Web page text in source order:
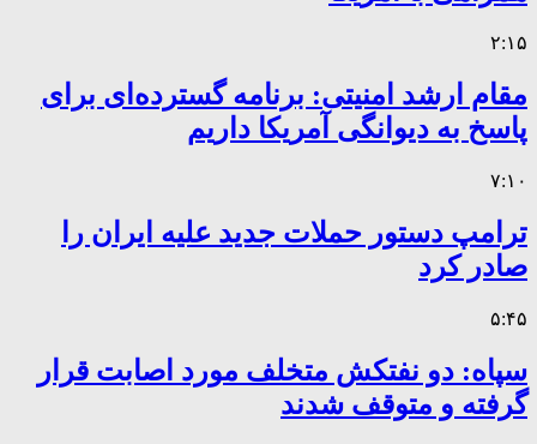
۲:۱۵
مقام ارشد امنیتی: برنامه گسترده‌ای برای
پاسخ به دیوانگی آمریکا داریم
۷:۱۰
ترامپ دستور حملات جدید علیه ایران را
صادر کرد
۵:۴۵
سپاه: دو نفتکش متخلف مورد اصابت قرار
گرفته و متوقف شدند